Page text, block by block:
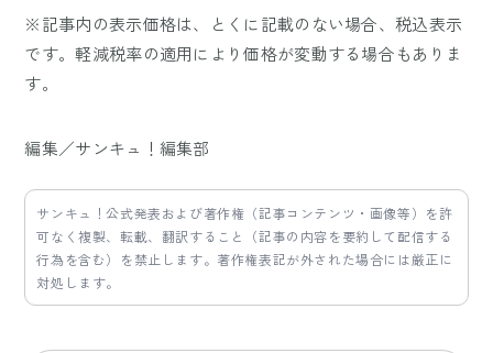
※記事内の表示価格は、とくに記載のない場合、税込表示
です。軽減税率の適用により価格が変動する場合もありま
す。
編集／サンキュ！編集部
サンキュ！公式発表および著作権（記事コンテンツ・画像等）を許
可なく複製、転載、翻訳すること（記事の内容を要約して配信する
行為を含む）を禁止します。著作権表記が外された場合には厳正に
対処します。